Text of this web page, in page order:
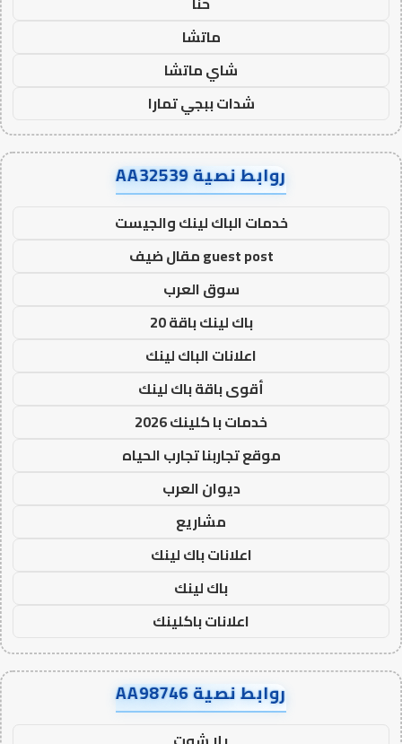
ماتشا
شاي ماتشا
شدات ببجي تمارا
روابط نصية AA32539
خدمات الباك لينك والجيست
guest post مقال ضيف
سوق العرب
باك لينك باقة 20
اعلانات الباك لينك
أقوى باقة باك لينك
خدمات با كلينك 2026
موقع تجاربنا تجارب الحياه
ديوان العرب
مشاريع
اعلانات باك لينك
باك لينك
اعلانات باكلينك
روابط نصية AA98746